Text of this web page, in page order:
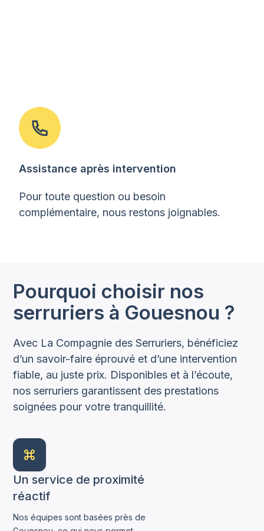
Assistance après intervention
Pour toute question ou besoin
complémentaire, nous restons joignables.
Pourquoi choisir nos
serruriers à Gouesnou ?
Avec La Compagnie des Serruriers, bénéficiez
d’un savoir-faire éprouvé et d’une intervention
fiable, au juste prix. Disponibles et à l’écoute,
nos serruriers garantissent des prestations
soignées pour votre tranquillité.
Un service de proximité
réactif
Nos équipes sont basées près de